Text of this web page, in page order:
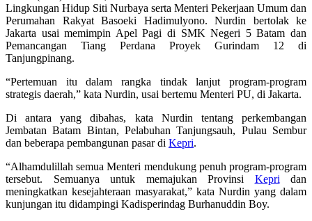
Lingkungan Hidup Siti Nurbaya serta Menteri Pekerjaan Umum dan
Perumahan Rakyat Basoeki Hadimulyono. Nurdin bertolak ke
Jakarta usai memimpin Apel Pagi di SMK Negeri 5 Batam dan
Pemancangan Tiang Perdana Proyek Gurindam 12 di
Tanjungpinang.
“Pertemuan itu dalam rangka tindak lanjut program-program
strategis daerah,” kata Nurdin, usai bertemu Menteri PU, di Jakarta.
Di antara yang dibahas, kata Nurdin tentang perkembangan
Jembatan Batam Bintan, Pelabuhan Tanjungsauh, Pulau Sembur
dan beberapa pembangunan pasar di Kepri.
“Alhamdulillah semua Menteri mendukung penuh program-program
tersebut. Semuanya untuk memajukan Provinsi Kepri dan
meningkatkan kesejahteraan masyarakat,” kata Nurdin yang dalam
kunjungan itu didampingi Kadisperindag Burhanuddin Boy.